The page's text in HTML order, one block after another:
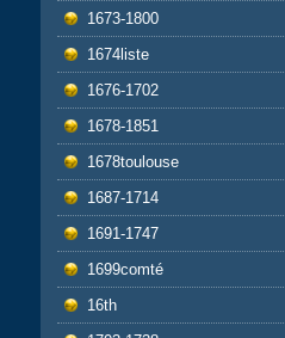
1673-1800
1674liste
1676-1702
1678-1851
1678toulouse
1687-1714
1691-1747
1699comté
16th